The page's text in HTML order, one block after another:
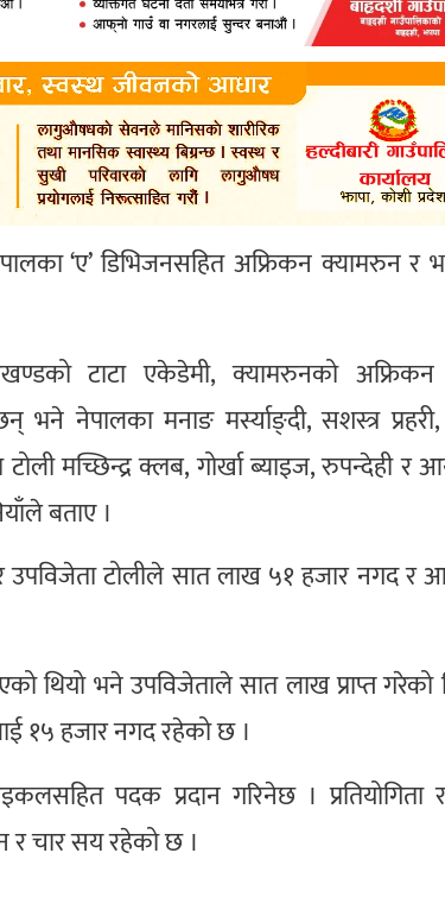
‘ए’ डिभिजनसहित अफ्रिकन क्यामरुन र
टाटा एकेडेमी, क्यामरुनको
नेपालका मनाङ मर्स्याङ्दी, सशस्त्र
मच्छिन्द्र क्लब, गोर्खा ब्याइज, रुपन्देही र
बताए ।
उपविजेता टोलीले सात लाख ५१ हजार नगद र
थियो भने उपविजेताले सात लाख प्राप्त गरेको
१५ हजार नगद रहेको छ ।
पदक प्रदान गरिनेछ । प्रतियोगिता
चार सय रहेको छ ।